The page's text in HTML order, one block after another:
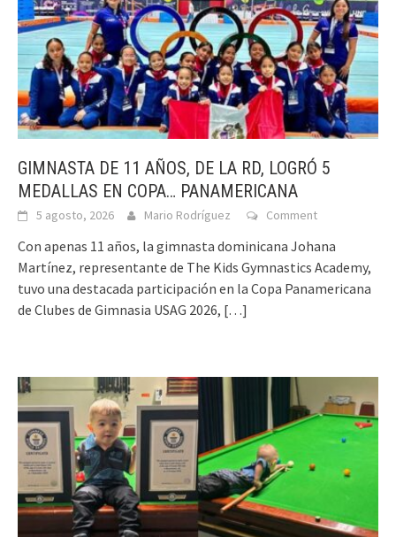
GIMNASTA DE 11 AÑOS, DE LA RD, LOGRÓ 5
MEDALLAS EN COPA… PANAMERICANA
5 agosto, 2026 Mario Rodríguez Comment
Con apenas 11 años, la gimnasta dominicana Johana
Martínez, representante de The Kids Gymnastics Academy,
tuvo una destacada participación en la Copa Panamericana
de Clubes de Gimnasia USAG 2026, […]